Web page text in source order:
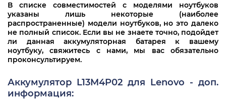
В списке совместимостей с моделями ноутбуков
указаны лишь некоторые (наиболее
распространенные) модели ноутбуков, но это далеко
не полный список. Если вы не знаете точно, подойдет
ли данная аккумуляторная батарея к вашему
ноутбуку, свяжитесь с нами, мы вас обязательно
проконсультируем.
Аккумулятор L13M4P02 для Lenovo - доп.
информация: